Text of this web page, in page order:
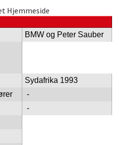
Hjemmeside
BMW og Peter Sauber
Sydafrika 1993
-
-